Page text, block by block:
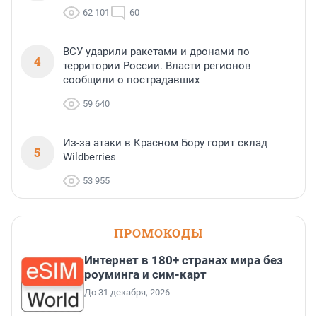
62 101 60
4
ВСУ ударили ракетами и дронами по
территории России. Власти регионов
сообщили о пострадавших
59 640
5
Из-за атаки в Красном Бору горит склад
Wildberries
53 955
ПРОМОКОДЫ
Интернет в 180+ странах мира без
роуминга и сим-карт
До 31 декабря, 2026